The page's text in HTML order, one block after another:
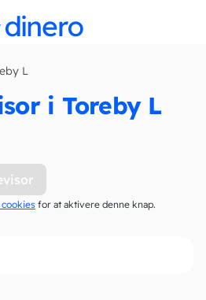
L
i Toreby L
for at aktivere denne knap.